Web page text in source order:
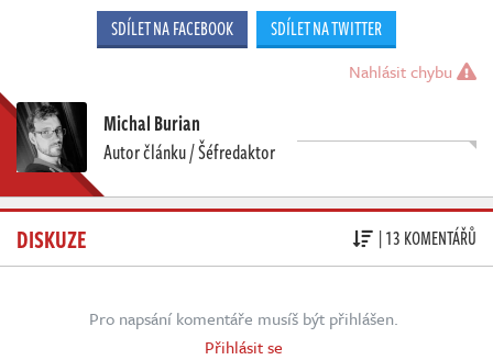
SDÍLET NA FACEBOOK SDÍLET NA TWITTER
Nahlásit chybu
Michal Burian
Autor článku / Šéfredaktor
DISKUZE | 13 KOMENTÁŘŮ
Pro napsání komentáře musíš být přihlášen.
Přihlásit se